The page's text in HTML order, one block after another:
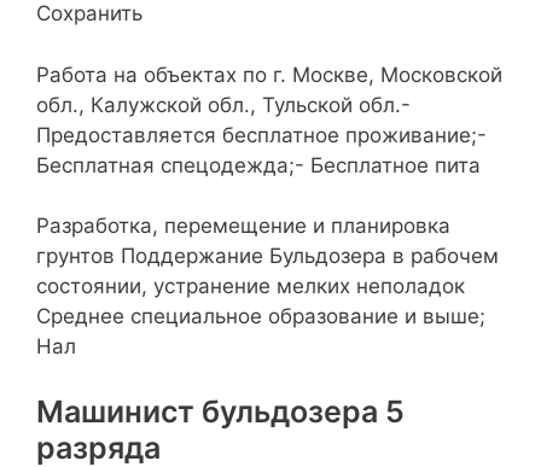
Сохранить
Работа на объектах по г. Москве, Московской
обл., Калужской обл., Тульской обл.-
Предоставляется бесплатное проживание;-
Бесплатная спецодежда;- Бесплатное пита
Разработка, перемещение и планировка
грунтов Поддержание Бульдозера в рабочем
состоянии, устранение мелких неполадок
Среднее специальное образование и выше;
Нал
Машинист бульдозера 5
разряда